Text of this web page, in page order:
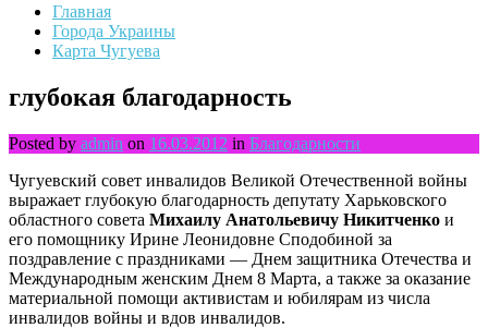
Главная
Города Украины
Карта Чугуева
глубокая благодарность
Posted by admin on 16.03.2012 in Благодарности
Чугуевский совет инвалидов Великой Отечественной войны
выражает глубокую благодарность депутату Харьковского
областного совета Михаилу Анатольевичу Никитченко и
его помощнику Ирине Леонидовне Сподобиной за
поздравление с праздниками — Днем защитника Отечества и
Международным женским Днем 8 Марта, а также за оказание
материальной помощи активистам и юбилярам из числа
инвалидов войны и вдов инвалидов.